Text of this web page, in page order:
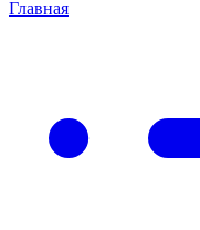
Главная